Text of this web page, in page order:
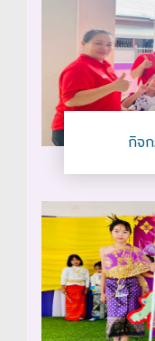
กิจ